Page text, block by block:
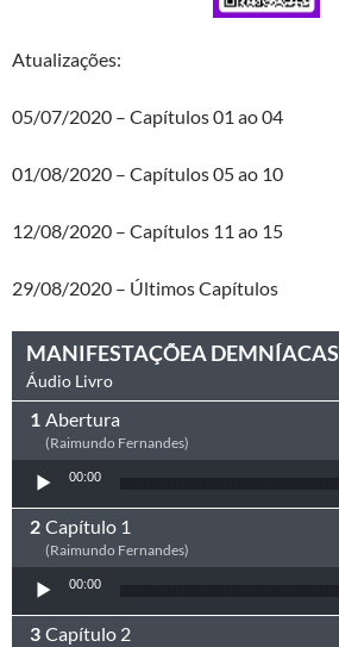
Atualizações:
05/07/2020 – Capítulos 01 ao 04
01/08/2020 – Capítulos 05 ao 10
12/08/2020 – Capítulos 11 ao 15
29/08/2020 – Últimos Capítulos
MANIFESTAÇÕEA DEMNÍACAS
Áudio Livro
Abertura
(Raimundo Fernandes)
Tocador de áudio
00:00
Capítulo 1
(Raimundo Fernandes)
Tocador de áudio
00:00
Capítulo 2